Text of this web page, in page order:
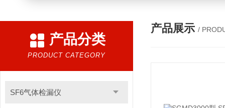
产品分类
PRODUCT CATEGORY
SF6气体检漏仪
产品展示 /